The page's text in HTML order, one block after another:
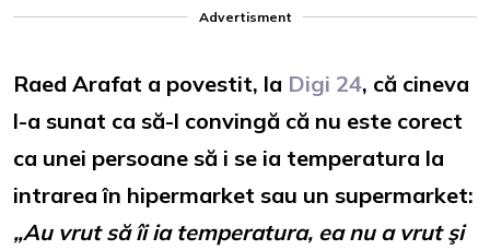
Advertisment
Raed Arafat a povestit, la Digi 24, că cineva
l-a sunat ca să-l convingă că nu este corect
ca unei persoane să i se ia temperatura la
intrarea în hipermarket sau un supermarket:
„Au vrut să îi ia temperatura, ea nu a vrut şi